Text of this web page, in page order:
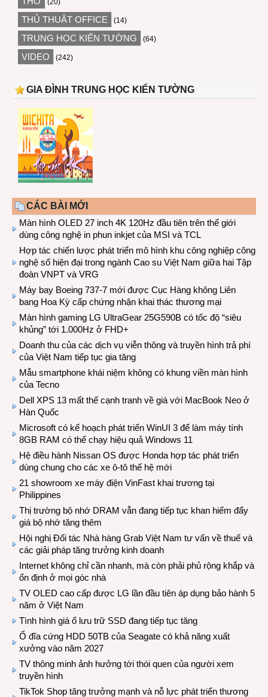
(20)
THỦ THUẬT OFFICE (14)
TRUNG HỌC KIẾN TƯỜNG (64)
VIDEO (242)
GIA ĐÌNH TRUNG HỌC KIẾN TƯỜNG
CÁC BÀI MỚI
Màn hình OLED 27 inch 4K 120Hz đầu tiên trên thế giới
dùng công nghệ in phun inkjet của MSI và TCL
Hợp tác chiến lược phát triển mô hình khu công nghiệp công
nghệ số hiện đại trong ngành Cao su Việt Nam giữa hai Tập
đoàn VNPT và VRG
Máy bay Boeing 737-7 mới được Cục Hàng không Liên
bang Hoa Kỳ cấp chứng nhận khai thác thương mại
Màn hình gaming LG UltraGear 25G590B có tốc độ “siêu
khủng” tới 1.000Hz ở FHD+
Doanh thu của các dịch vụ viễn thông và truyền hình trả phí
của Việt Nam tiếp tục gia tăng
Mẫu smartphone khái niệm không có khung viền màn hình
của Tecno
Dell XPS 13 mất thế cạnh tranh về giá với MacBook Neo ở
Hàn Quốc
Microsoft có kế hoạch phát triển WinUI 3 để làm máy tính
8GB RAM có thể chạy hiệu quả Windows 11
Hệ điều hành Nissan OS được Honda hợp tác phát triển
dùng chung cho các xe ô-tô thế hệ mới
21 showroom xe máy điện VinFast khai trương tại
Philippines
Thị trường bộ nhớ DRAM vẫn đang tiếp tục khan hiếm đẩy
giá bộ nhớ tăng thêm
Hội nghị Đối tác Nhà hàng Grab Việt Nam tư vấn về thuế và
các giải pháp tăng trưởng kinh doanh
Internet không chỉ cần nhanh, mà còn phải phủ rộng khắp và
ổn định ở mọi góc nhà
TV OLED cao cấp được LG lần đầu tiên áp dụng bảo hành 5
năm ở Việt Nam
Tình hình giá ổ lưu trữ SSD đang tiếp tục tăng
Ổ đĩa cứng HDD 50TB của Seagate có khả năng xuất
xưởng vào năm 2027
TV thông minh ảnh hưởng tới thói quen của người xem
truyền hình
TikTok Shop tăng trưởng mạnh và nỗ lực phát triển thương